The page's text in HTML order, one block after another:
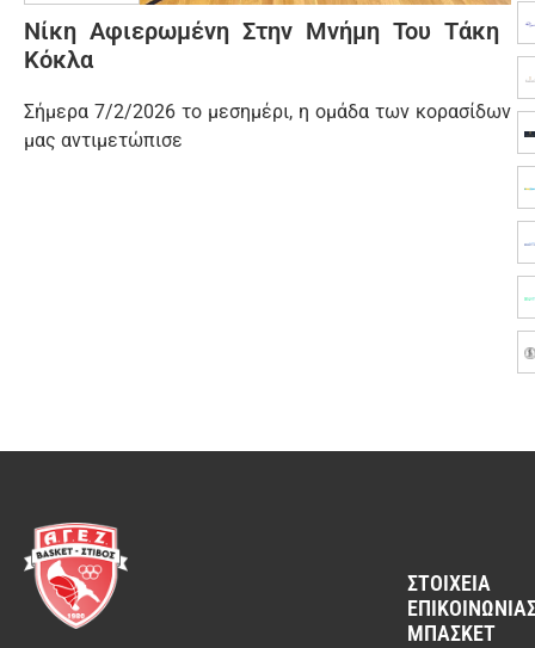
Νίκη Αφιερωμένη Στην Μνήμη Του Τάκη
Κόκλα
Σήμερα 7/2/2026 το μεσημέρι, η ομάδα των κορασίδων
μας αντιμετώπισε
ΣΤΟΙΧΕΊΑ
ΜΠΆΣΚΕΤ